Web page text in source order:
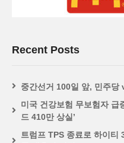
Recent Posts
중간선거 100일 앞, 민주당
미국 건강보험 무보험자 급
드 410만 상실’
트럼프 TPS 종료로 하이티